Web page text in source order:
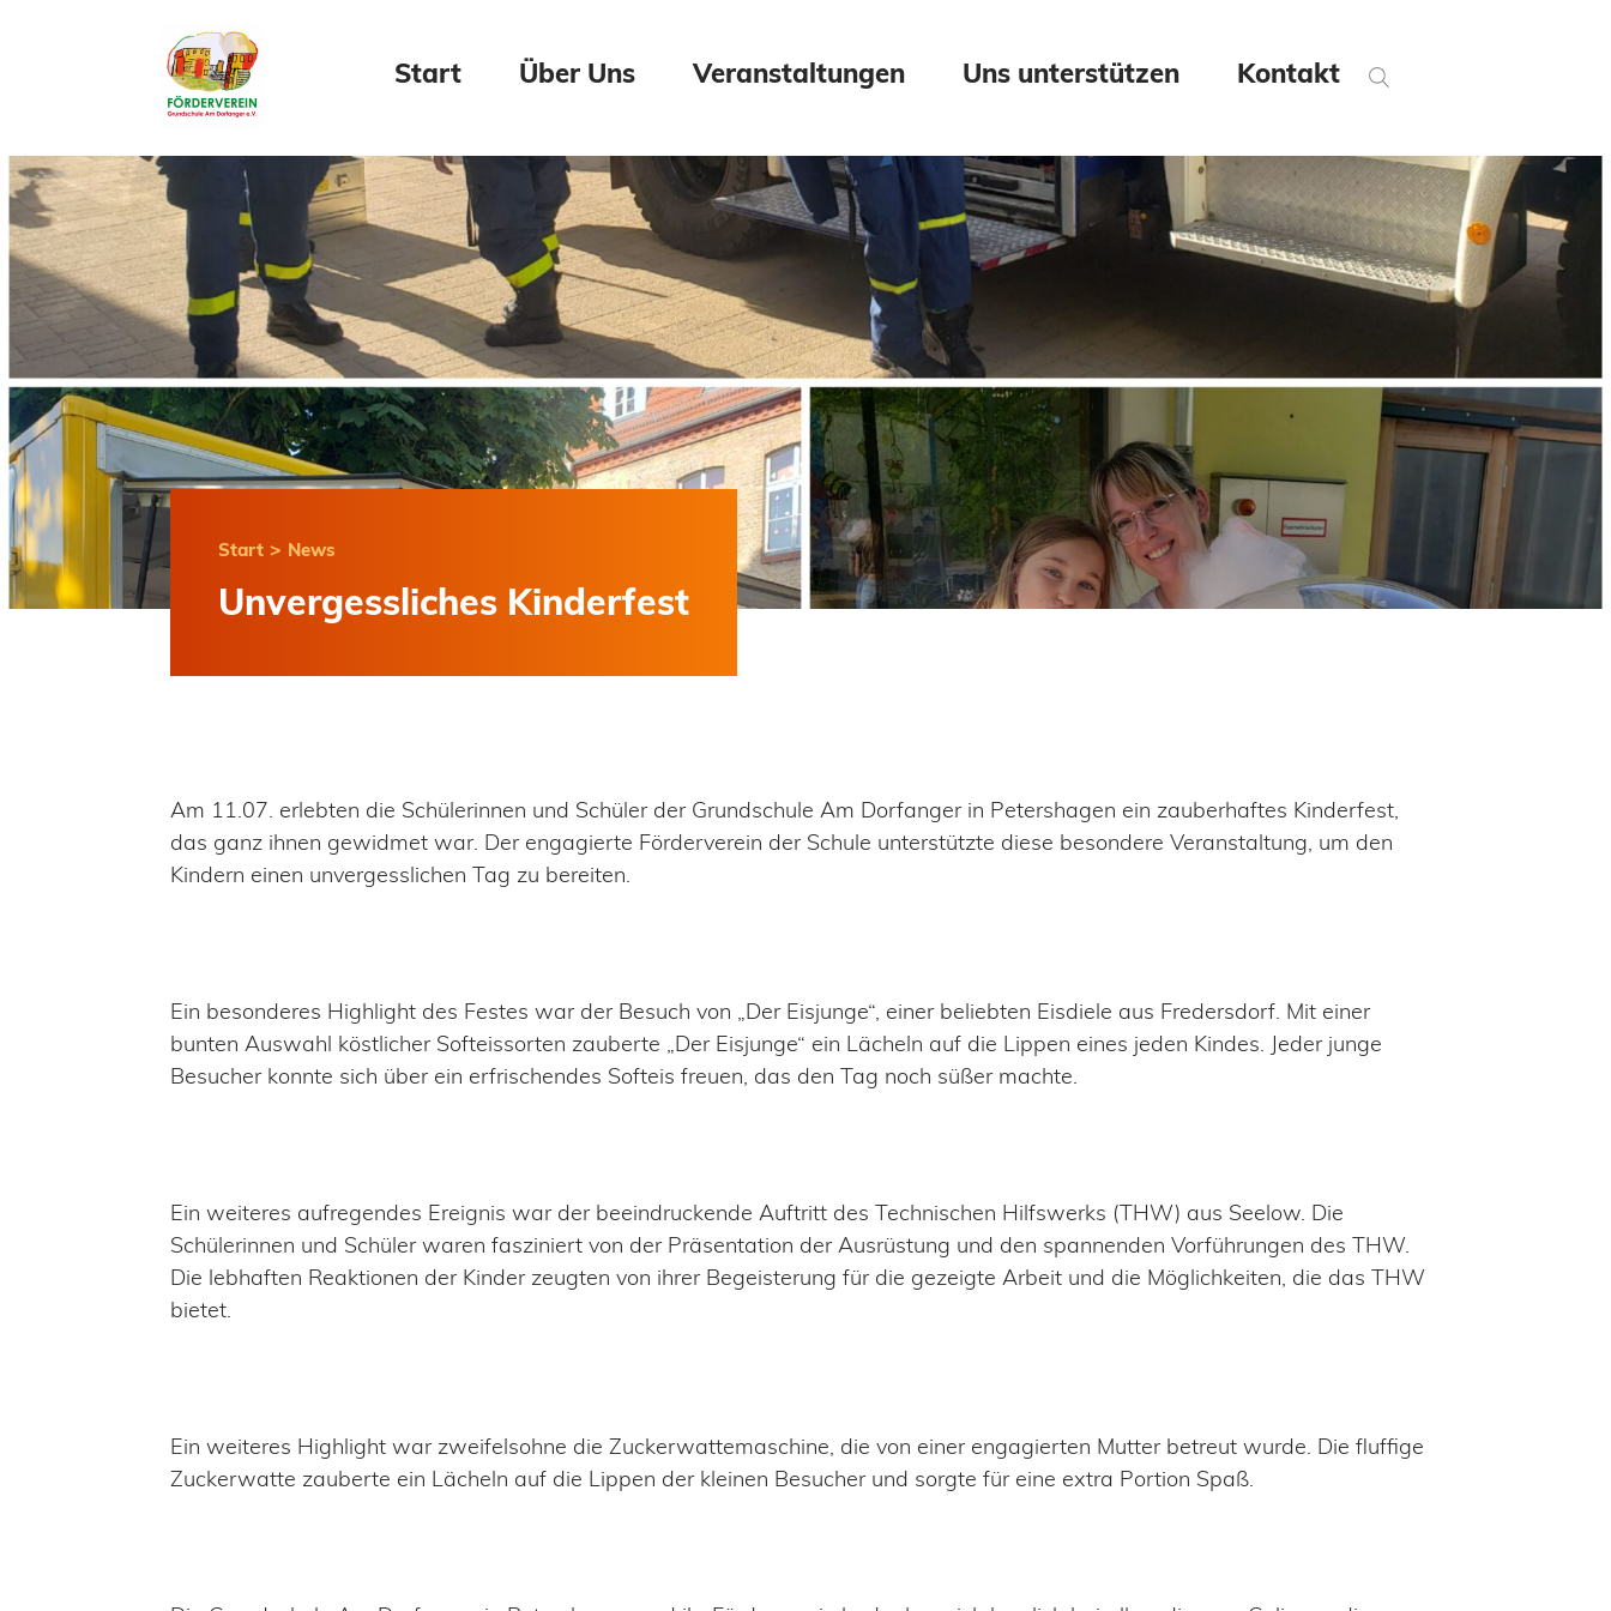
Start Über Uns Veranstaltungen Uns unterstützen Kontakt
Start > News
Unvergessliches Kinderfest
Am 11.07. erlebten die Schülerinnen und Schüler der Grundschule Am Dorfanger in Petershagen ein zauberhaftes Kinderfest,
das ganz ihnen gewidmet war. Der engagierte Förderverein der Schule unterstützte diese besondere Veranstaltung, um den
Kindern einen unvergesslichen Tag zu bereiten.
Ein besonderes Highlight des Festes war der Besuch von „Der Eisjunge“, einer beliebten Eisdiele aus Fredersdorf. Mit einer
bunten Auswahl köstlicher Softeissorten zauberte „Der Eisjunge“ ein Lächeln auf die Lippen eines jeden Kindes. Jeder junge
Besucher konnte sich über ein erfrischendes Softeis freuen, das den Tag noch süßer machte.
Ein weiteres aufregendes Ereignis war der beeindruckende Auftritt des Technischen Hilfswerks (THW) aus Seelow. Die
Schülerinnen und Schüler waren fasziniert von der Präsentation der Ausrüstung und den spannenden Vorführungen des THW.
Die lebhaften Reaktionen der Kinder zeugten von ihrer Begeisterung für die gezeigte Arbeit und die Möglichkeiten, die das THW
bietet.
Ein weiteres Highlight war zweifelsohne die Zuckerwattemaschine, die von einer engagierten Mutter betreut wurde. Die fluffige
Zuckerwatte zauberte ein Lächeln auf die Lippen der kleinen Besucher und sorgte für eine extra Portion Spaß.